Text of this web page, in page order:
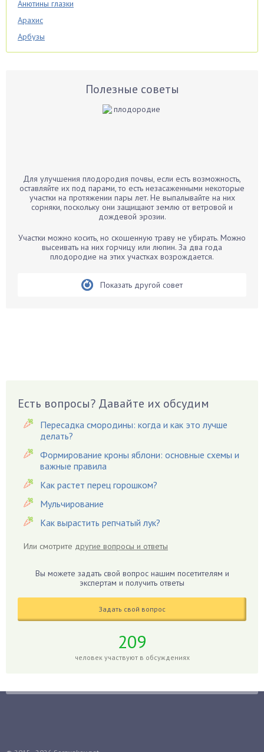
Анютины глазки
Арахис
Арбузы
Аспарагус
Бархатцы
Бегония
Бирючина
Бобовые
Вредители
Гардения
Гацания
Гвоздики
Георгины
Герань
Гиацинт
Гибискус
Гладиолусы
Голубика
Груши
Полезные советы
Для улучшения плодородия почвы, если есть возможность,
оставляйте их под парами, то есть незасаженными некоторые
участки на протяжении пары лет. Не выпалывайте на них
сорняки, поскольку они защищают землю от ветровой и
дождевой эрозии.
Участки можно косить, но скошенную траву не убирать. Можно
высеивать на них горчицу или люпин. За два года
плодородие на этих участках возрождается.
Показать другой совет
Есть вопросы? Давайте их обсудим
Пересадка смородины: когда и как это лучше
делать?
Формирование кроны яблони: основные схемы и
важные правила
Как растет перец горошком?
Мульчирование
Как вырастить репчатый лук?
Или смотрите другие вопросы и ответы
Вы можете задать свой вопрос нашим посетителям и
экспертам и получить ответы
Задать свой вопрос
209
человек участвуют в обсуждениях